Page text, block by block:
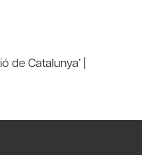
de Catalunya’ |